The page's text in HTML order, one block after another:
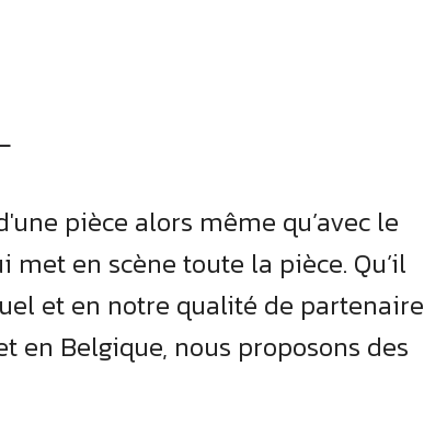
pièce alors même qu’avec le
en scène toute la pièce. Qu’il
et en notre qualité de partenaire
en Belgique, nous proposons des